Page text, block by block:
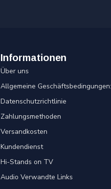
Informationen
Über uns
Allgemeine Geschäftsbedingungen:
Datenschutzrichtlinie
Zahlungsmethoden
Versandkosten
Kundendienst
Hi-Stands on TV
Audio Verwandte Links